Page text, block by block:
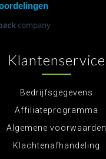
Klantenservice
Bedrijfsgegevens
Affiliateprogramma
Algemene voorwaarden
Klachtenafhandeling